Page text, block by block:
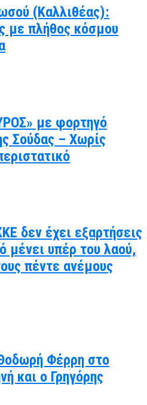
(Καλλιθέας):
με πλήθος κόσμου
με φορτηγό
Σούδας – Χωρίς
δεν έχει εξαρτήσεις
μένει υπέρ του λαού,
πέντε ανέμους
Φέρρη στο
και ο Γρηγόρης